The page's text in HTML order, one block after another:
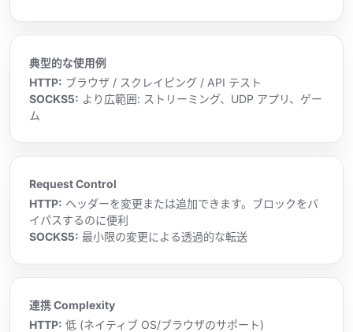
典型的な使用例
HTTP: ブラウザ / スクレイピング / API テスト
SOCKS5: より広範囲: ストリーミング、UDP アプリ、ゲー
ム
Request Control
HTTP: ヘッダーを変更または追加できます。ブロックをバ
イパスするのに便利
SOCKS5: 最小限の変更による透過的な転送
連携 Complexity
HTTP: 低 (ネイティブ OS/ブラウザのサポート)